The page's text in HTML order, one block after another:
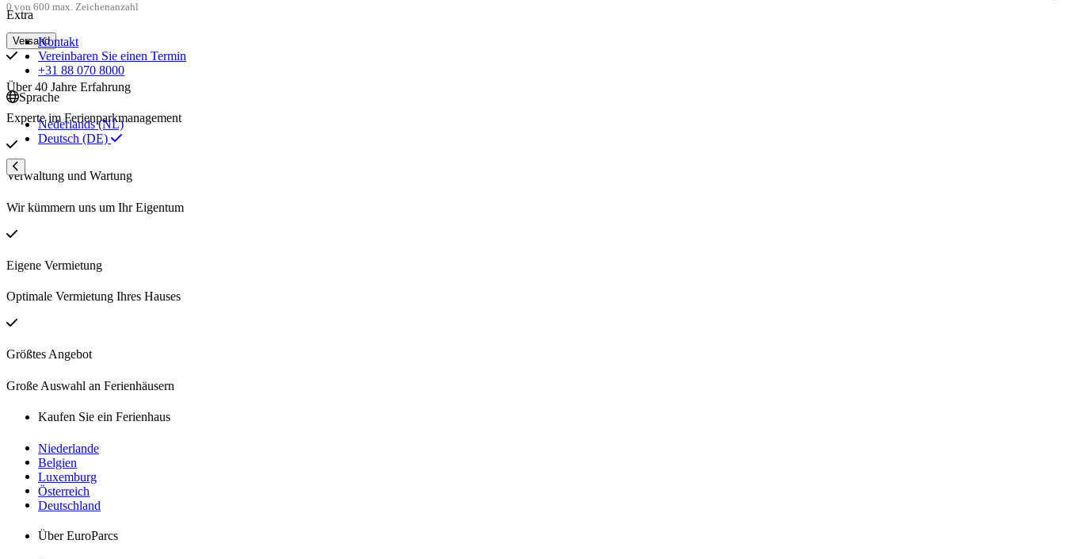
Extra
Kontakt
Vereinbaren Sie einen Termin
+31 88 070 8000
Sprache
Nederlands (NL)
Deutsch (DE)
0 von 600 max. Zeichenanzahl
Über 40 Jahre Erfahrung
Experte im Ferienparkmanagement
Verwaltung und Wartung
Wir kümmern uns um Ihr Eigentum
Eigene Vermietung
Optimale Vermietung Ihres Hauses
Größtes Angebot
Große Auswahl an Ferienhäusern
Kaufen Sie ein Ferienhaus
Niederlande
Belgien
Luxemburg
Österreich
Deutschland
Über EuroParcs